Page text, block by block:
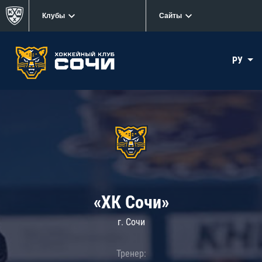
Клубы Сайты
РУ
«ХК Сочи»
г. Сочи
Тренер: